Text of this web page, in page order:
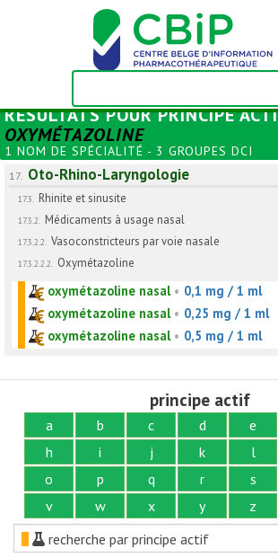
RÉSULTATS POURPRINCIPE
OXYMÉTAZOLINE
1 NOM DE SPÉCIALITÉ - 3 GROUPES DCI
17. Oto-Rhino-Laryngologie
17.3. Rhinite et sinusite
17.3.2. Médicaments à usage nasal
17.3.2.2. Vasoconstricteurs par voie nasale
17.3.2.2.2. Oxymétazoline
oxymétazoline nasal• 0,1 mg / 1 ml
oxymétazoline nasal• 0,25 mg / 1 ml
oxymétazoline nasal• 0,5 mg / 1 ml
principe actif
a b c d e
h
i j k l
o
p q r s
v
w x y z
recherche par principe actif